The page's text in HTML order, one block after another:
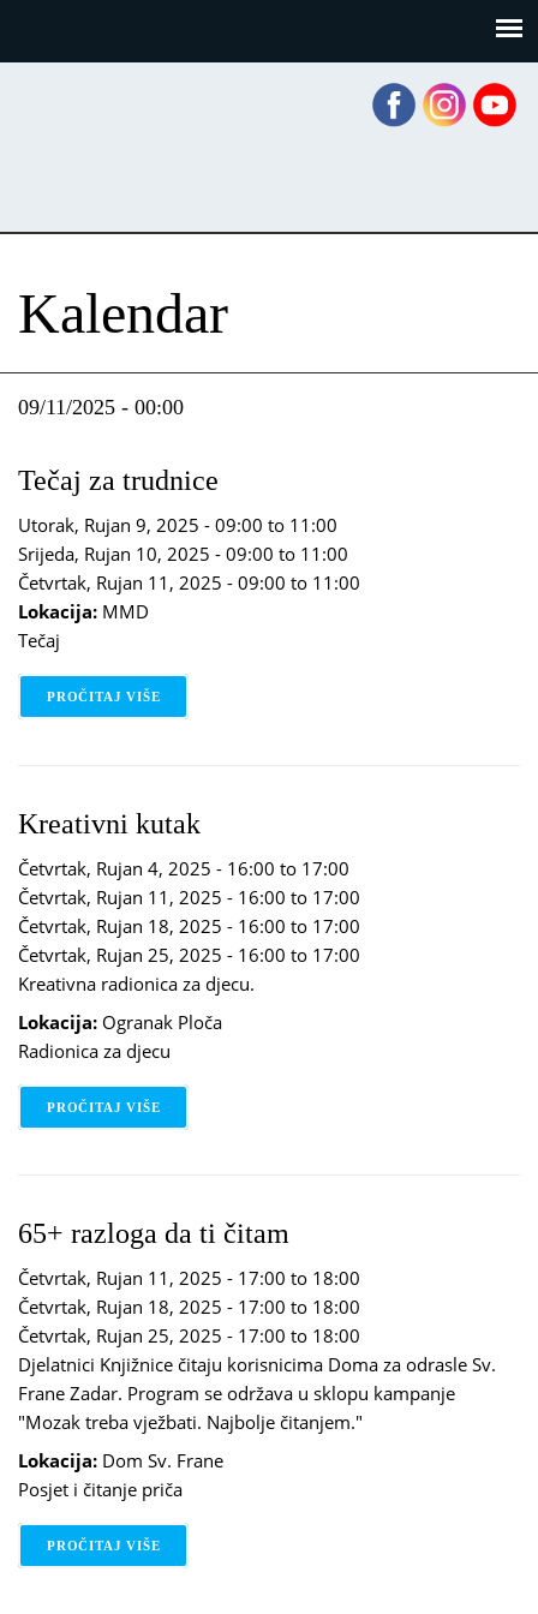
Kalendar
09/11/2025 - 00:00
Tečaj za trudnice
Utorak, Rujan 9, 2025 - 09:00 to 11:00
Srijeda, Rujan 10, 2025 - 09:00 to 11:00
Četvrtak, Rujan 11, 2025 - 09:00 to 11:00
Lokacija: MMD
Tečaj
PROČITAJ VIŠE
Kreativni kutak
Četvrtak, Rujan 4, 2025 - 16:00 to 17:00
Četvrtak, Rujan 11, 2025 - 16:00 to 17:00
Četvrtak, Rujan 18, 2025 - 16:00 to 17:00
Četvrtak, Rujan 25, 2025 - 16:00 to 17:00
Kreativna radionica za djecu.
Lokacija: Ogranak Ploča
Radionica za djecu
PROČITAJ VIŠE
65+ razloga da ti čitam
Četvrtak, Rujan 11, 2025 - 17:00 to 18:00
Četvrtak, Rujan 18, 2025 - 17:00 to 18:00
Četvrtak, Rujan 25, 2025 - 17:00 to 18:00
Djelatnici Knjižnice čitaju korisnicima Doma za odrasle Sv.
Frane Zadar. Program se održava u sklopu kampanje
"Mozak treba vježbati. Najbolje čitanjem."
Lokacija: Dom Sv. Frane
Posjet i čitanje priča
PROČITAJ VIŠE